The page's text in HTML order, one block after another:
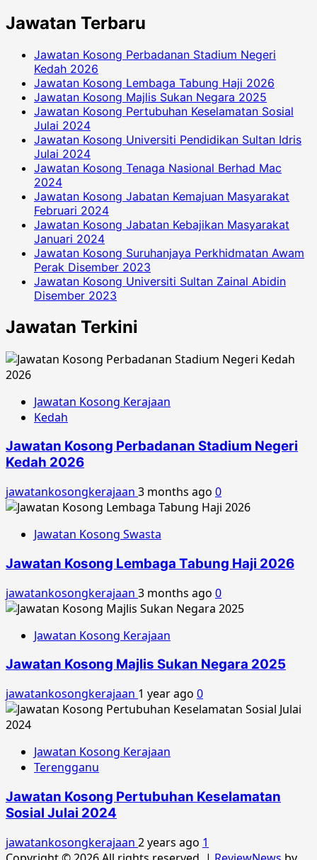
Jawatan Terbaru
Jawatan Kosong Perbadanan Stadium Negeri
Kedah 2026
Jawatan Kosong Lembaga Tabung Haji 2026
Jawatan Kosong Majlis Sukan Negara 2025
Jawatan Kosong Pertubuhan Keselamatan Sosial
Julai 2024
Jawatan Kosong Universiti Pendidikan Sultan Idris
Julai 2024
Jawatan Kosong Tenaga Nasional Berhad Mac
2024
Jawatan Kosong Jabatan Kemajuan Masyarakat
Februari 2024
Jawatan Kosong Jabatan Kebajikan Masyarakat
Januari 2024
Jawatan Kosong Suruhanjaya Perkhidmatan Awam
Perak Disember 2023
Jawatan Kosong Universiti Sultan Zainal Abidin
Disember 2023
Jawatan Terkini
Jawatan Kosong Kerajaan
Kedah
Jawatan Kosong Perbadanan Stadium Negeri
Kedah 2026
jawatankosongkerajaan 3 months ago 0
Jawatan Kosong Swasta
Jawatan Kosong Lembaga Tabung Haji 2026
jawatankosongkerajaan 3 months ago 0
Jawatan Kosong Kerajaan
Jawatan Kosong Majlis Sukan Negara 2025
jawatankosongkerajaan 1 year ago 0
Jawatan Kosong Kerajaan
Terengganu
Jawatan Kosong Pertubuhan Keselamatan
Sosial Julai 2024
jawatankosongkerajaan 2 years ago 1